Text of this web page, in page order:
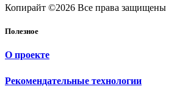
Копирайт ©2026 Все права защищены
Полезное
О проекте
Рекомендательные технологии